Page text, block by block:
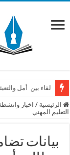
لقاء بين أمل
الرئيسية / اخبار
التعليم المهني
بيانات